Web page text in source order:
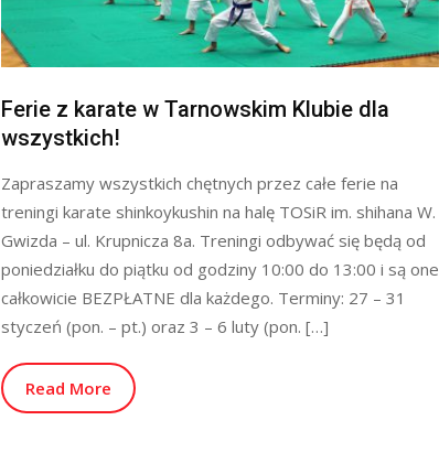
Ferie z karate w Tarnowskim Klubie dla
wszystkich!
Zapraszamy wszystkich chętnych przez całe ferie na
treningi karate shinkoykushin na halę TOSiR im. shihana W.
Gwizda – ul. Krupnicza 8a. Treningi odbywać się będą od
poniedziałku do piątku od godziny 10:00 do 13:00 i są one
całkowicie BEZPŁATNE dla każdego. Terminy: 27 – 31
styczeń (pon. – pt.) oraz 3 – 6 luty (pon. […]
Read More